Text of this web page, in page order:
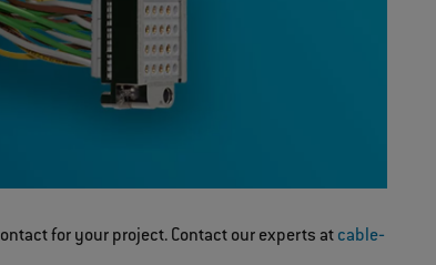
for your project. Contact our experts at cable‐